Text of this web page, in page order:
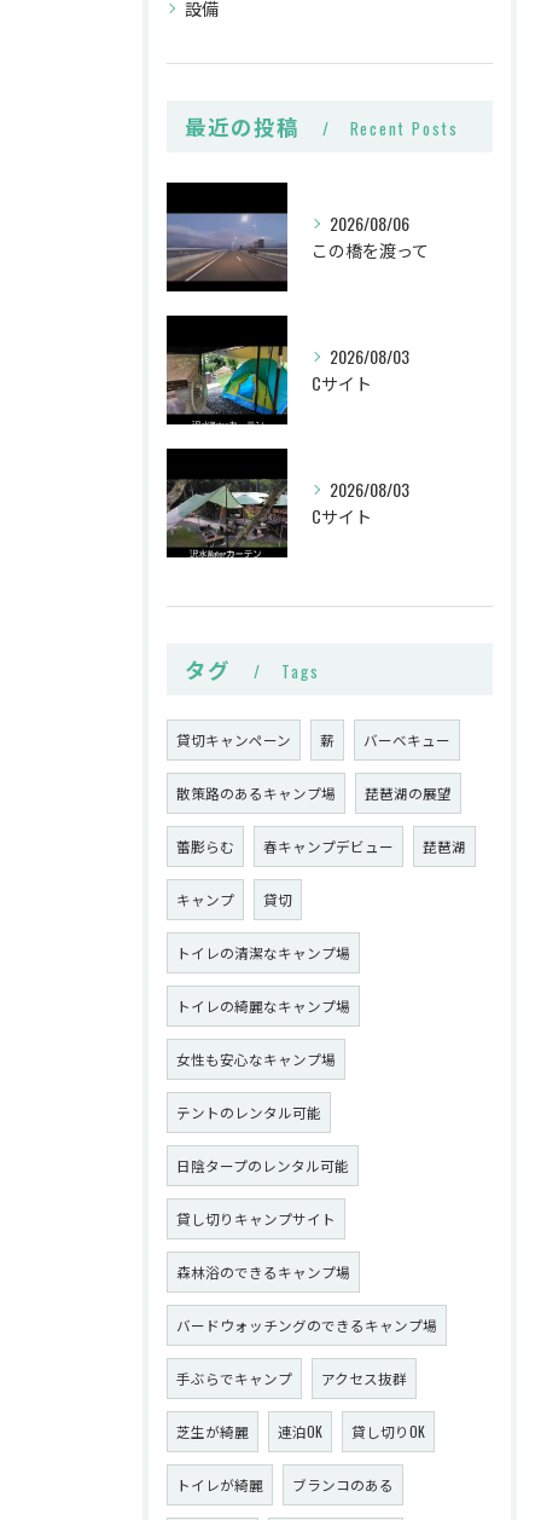
設備
最近の投稿 Recent Posts
2026/08/06
この橋を渡って
2026/08/03
Cサイト
2026/08/03
Cサイト
タグ Tags
貸切キャンペーン 薪 バーベキュー
散策路のあるキャンプ場 琵琶湖の展望
蕾膨らむ 春キャンプデビュー 琵琶湖
キャンプ 貸切
トイレの清潔なキャンプ場
トイレの綺麗なキャンプ場
女性も安心なキャンプ場
テントのレンタル可能
日陰タープのレンタル可能
貸し切りキャンプサイト
森林浴のできるキャンプ場
バードウォッチングのできるキャンプ場
手ぶらでキャンプ アクセス抜群
芝生が綺麗 連泊OK 貸し切りOK
トイレが綺麗 ブランコのある